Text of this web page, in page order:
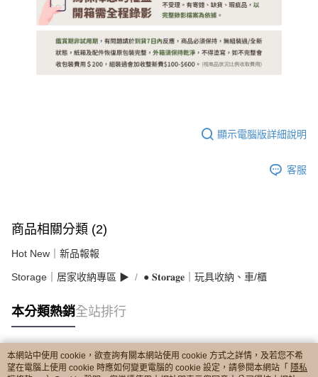
顯示電腦版詳細說明
客服
商品相關分類 (2)
Hot New｜新品報報
Storage｜居家收納專區 ▶︎ ● 𝐒𝐭𝐨𝐫𝐚𝐠𝐞｜玩具收納、車/櫃
本分類熱銷全站排行
熱門標籤
本網站中使用 cookie，欲查詢有關本網站使用 cookie 方式之詳情，及若您不希
望在電腦上使用 cookie 時應如何變更電腦的 cookie 設定，請參閱本網站「 隱私